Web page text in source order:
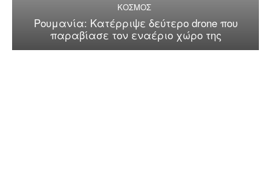
ΚΟΣΜΟΣ
Ρουμανία: Κατέρριψε δεύτερο drone που
παραβίασε τον εναέριο χώρο της